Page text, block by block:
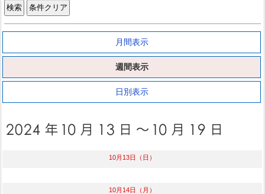
月間表示
週間表示
日別表示
10月13日（日）
10月14日（月）